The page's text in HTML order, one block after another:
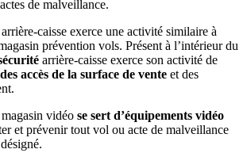
de malveillance.
arrière-caisse exerce une activité similaire à
prévention vols. Présent à l’intérieur du
arrière-caisse exerce son activité de
accès de la surface de vente et des
magasin vidéo se sert d’équipements vidéo
et prévenir tout vol ou acte de malveillance